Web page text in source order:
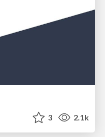
3 2.1k